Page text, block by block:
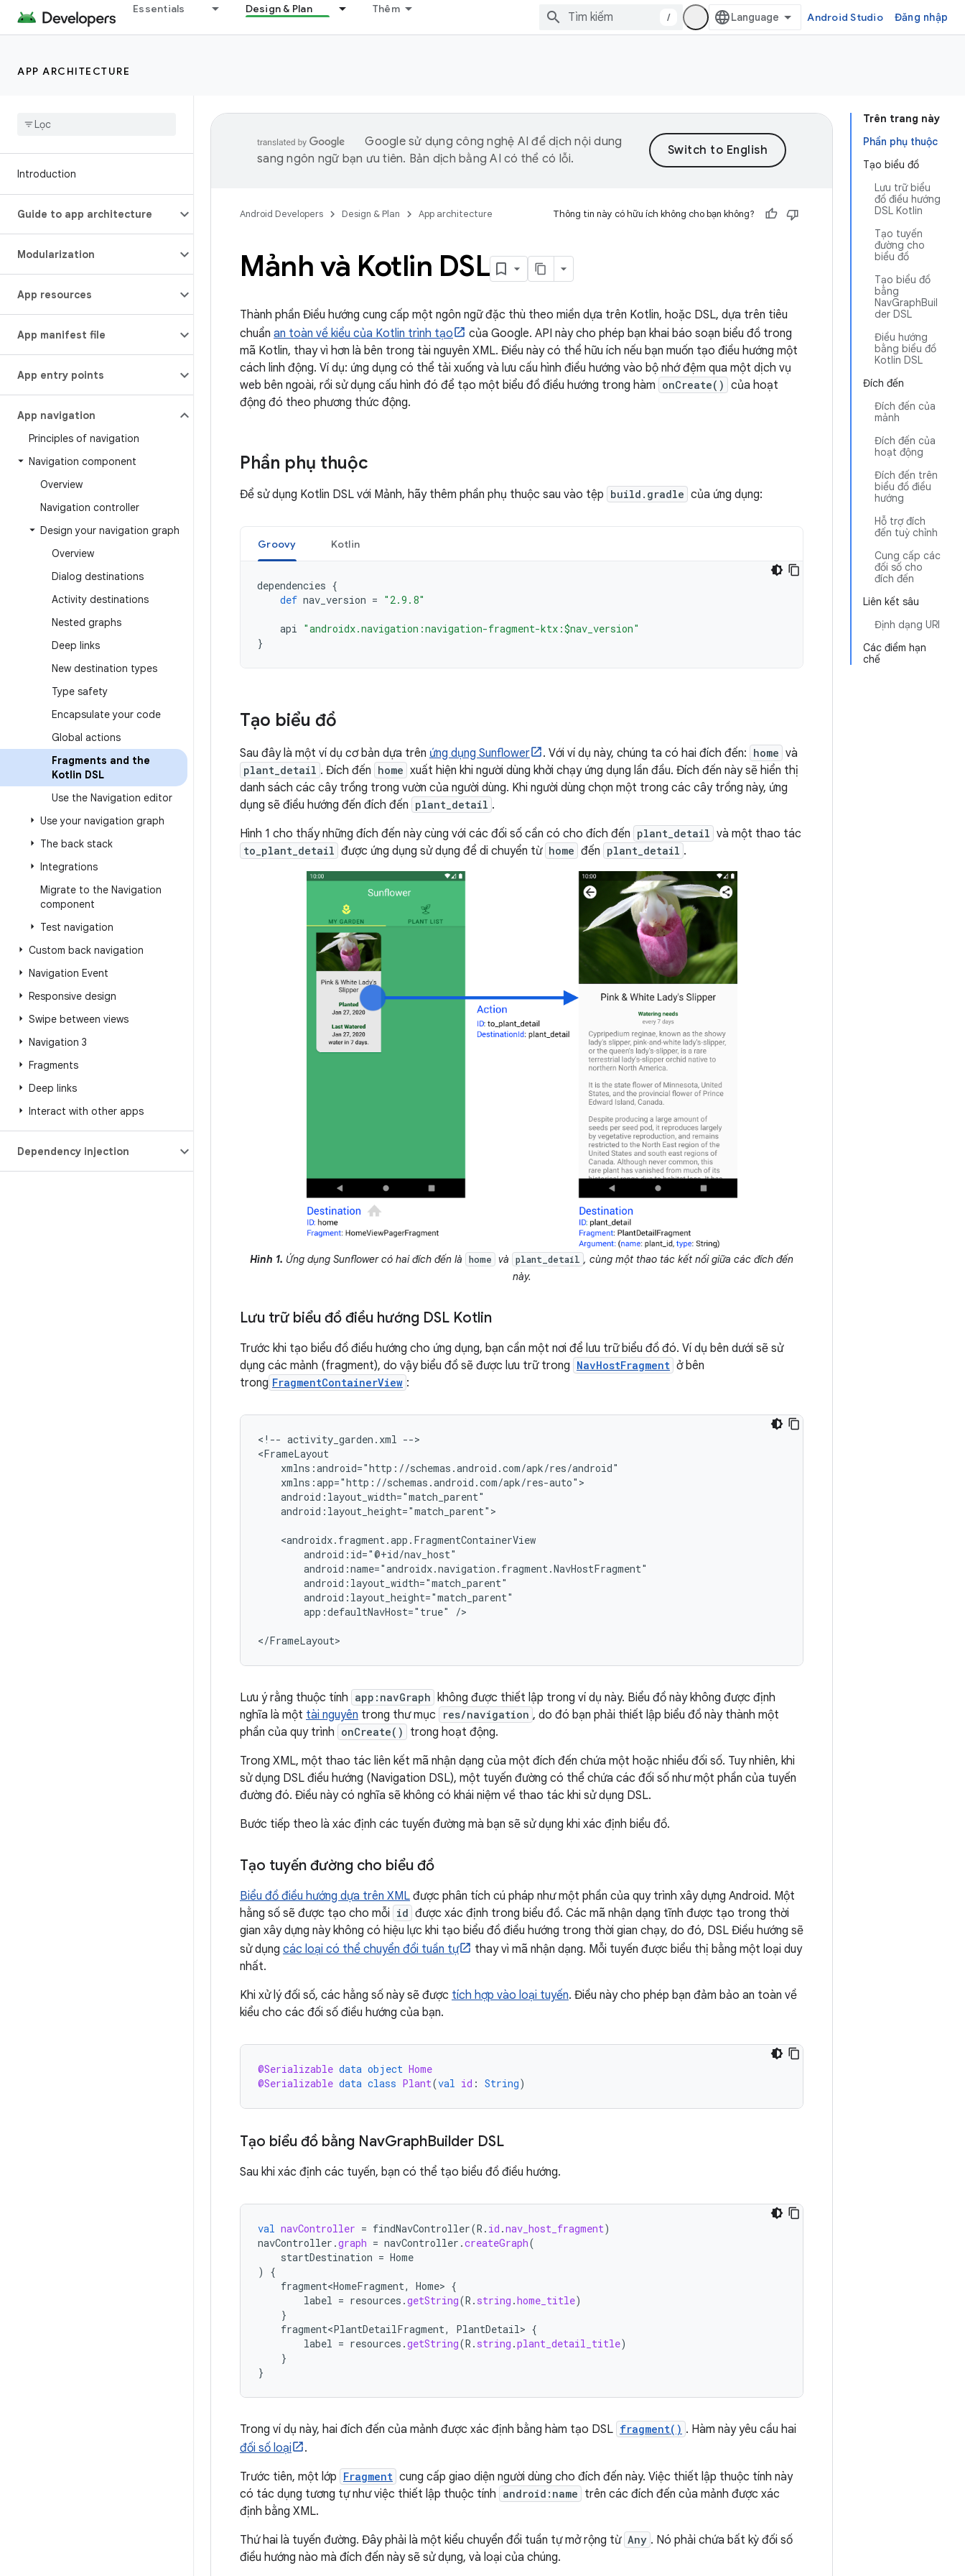
Essentials Design & Plan Thêm
/ Android Studio Đăng nhập
APP ARCHITECTURE
Introduction
Guide to app architecture
Modularization
App resources
App manifest file
App entry points
App navigation
Principles of navigation
Navigation component
Overview
Navigation controller
Design your navigation graph
Overview
Dialog destinations
Activity destinations
Nested graphs
Deep links
New destination types
Type safety
Encapsulate your code
Global actions
Fragments and the
Kotlin DSL
Use the Navigation editor
Use your navigation graph
The back stack
Integrations
Migrate to the Navigation
component
Test navigation
Custom back navigation
Navigation Event
Responsive design
Swipe between views
Navigation 3
Fragments
Deep links
Interact with other apps
Dependency injection
Trên trang này
Phần phụ thuộc
Tạo biểu đồ
Lưu trữ biểu
đồ điều hướng
DSL Kotlin
Tạo tuyến
đường cho
biểu đồ
Tạo biểu đồ
bằng
NavGraphBuil
der DSL
Điều hướng
bằng biểu đồ
Kotlin DSL
Đích đến
Đích đến của
mảnh
Đích đến của
hoạt động
Đích đến trên
biểu đồ điều
hướng
Hỗ trợ đích
đến tuỳ chỉnh
Cung cấp các
đối số cho
đích đến
Liên kết sâu
Định dạng URI
Các điểm hạn
chế
Google sử dụng công nghệ AI để dịch nội dung
sang ngôn ngữ bạn ưu tiên. Bản dịch bằng AI có thể có lỗi.
Android Developers Design & Plan App architecture Thông tin này có hữu ích không cho bạn không?
Mảnh và Kotlin DSL
Thành phần Điều hướng cung cấp một ngôn ngữ đặc thù theo miền dựa trên Kotlin, hoặc DSL, dựa trên tiêu
chuẩn an toàn về kiểu của Kotlin trình tạo
của Google. API này cho phép bạn khai báo soạn biểu đồ trong
mã Kotlin, thay vì hơn là bên trong tài nguyên XML. Điều này có thể hữu ích nếu bạn muốn tạo điều hướng một
cách linh động. Ví dụ: ứng dụng có thể tải xuống và lưu cấu hình điều hướng vào bộ nhớ đệm qua một dịch vụ
web bên ngoài, rồi sử dụng cấu hình đó để tạo một biểu đồ điều hướng trong hàm onCreate() của hoạt
động đó theo phương thức động.
Phần phụ thuộc
Để sử dụng Kotlin DSL với Mảnh, hãy thêm phần phụ thuộc sau vào tệp build.gradle của ứng dụng:
Groovy Kotlin
dependencies {
def nav_version = "2.9.8"
api "androidx.navigation:navigation-fragment-ktx:$nav_version"
}
Tạo biểu đồ
Sau đây là một ví dụ cơ bản dựa trên ứng dụng Sunflower . Với ví dụ này, chúng ta có hai đích đến: home và
plant_detail . Đích đến home xuất hiện khi người dùng khởi chạy ứng dụng lần đầu. Đích đến này sẽ hiển thị
danh sách các cây trồng trong vườn của người dùng. Khi người dùng chọn một trong các cây trồng này, ứng
dụng sẽ điều hướng đến đích đến plant_detail .
Hình 1 cho thấy những đích đến này cùng với các đối số cần có cho đích đến plant_detail và một thao tác
to_plant_detail được ứng dụng sử dụng để di chuyển từ home đến plant_detail .
Hình 1. Ứng dụng Sunflower có hai đích đến là home và plant_detail , cùng một thao tác kết nối giữa các đích đến
này.
Lưu trữ biểu đồ điều hướng DSL Kotlin
Trước khi tạo biểu đồ điều hướng cho ứng dụng, bạn cần một nơi để lưu trữ biểu đồ đó. Ví dụ bên dưới sẽ sử
dụng các mảnh (fragment), do vậy biểu đồ sẽ được lưu trữ trong NavHostFragment ở bên
trong FragmentContainerView :
<!-- activity_garden.xml -->
android:layout_height="match_parent">
app:defaultNavHost="true"
/>
Lưu ý rằng thuộc tính app:navGraph
không được thiết lập trong ví dụ này. Biểu đồ này không được định
nghĩa là một tài nguyên trong thư mục res/navigation , do đó bạn phải thiết lập biểu đồ này thành một
phần của quy trình onCreate()
trong hoạt động.
Trong XML, một thao tác liên kết mã nhận dạng của một đích đến chứa một hoặc nhiều đối số. Tuy nhiên, khi
sử dụng DSL điều hướng (Navigation DSL), một tuyến đường có thể chứa các đối số như một phần của tuyến
đường đó. Điều này có nghĩa sẽ không có khái niệm về thao tác khi sử dụng DSL.
Bước tiếp theo là xác định các tuyến đường mà bạn sẽ sử dụng khi xác định biểu đồ.
Tạo tuyến đường cho biểu đồ
Biểu đồ điều hướng dựa trên XML được phân tích cú pháp như một phần của quy trình xây dựng Android. Một
hằng số sẽ được tạo cho mỗi id được xác định trong biểu đồ. Các mã nhận dạng tĩnh được tạo trong thời
gian xây dựng này không có hiệu lực khi tạo biểu đồ điều hướng trong thời gian chạy, do đó, DSL Điều hướng sẽ
sử dụng các loại có thể chuyển đổi tuần tự
thay vì mã nhận dạng. Mỗi tuyến được biểu thị bằng một loại duy
nhất.
Khi xử lý đối số, các hằng số này sẽ được tích hợp vào loại tuyến. Điều này cho phép bạn đảm bảo an toàn về
kiểu cho các đối số điều hướng của bạn.
@Serializable data object Home
@Serializable data class Plant(val id : String)
Tạo biểu đồ bằng NavGraphBuilder DSL
Sau khi xác định các tuyến, bạn có thể tạo biểu đồ điều hướng.
val navController = findNavController(R . id .nav_host_fragment)
navController .graph = navController .createGraph(
startDestination = Home
)
{
fragment<HomeFragment, Home> {
label = resources .getString(R . string .home_title)
}
fragment<PlantDetailFragment, PlantDetail> {
label = resources .getString(R . string .plant_detail_title)
}
}
Trong ví dụ này, hai đích đến của mảnh được xác định bằng hàm tạo DSL fragment() . Hàm này yêu cầu hai
đối số loại
.
Trước tiên, một lớp Fragment cung cấp giao diện người dùng cho đích đến này. Việc thiết lập thuộc tính này
có tác dụng tương tự như việc thiết lập thuộc tính android:name trên các đích đến của mảnh được xác
định bằng XML.
Thứ hai là tuyến đường. Đây phải là một kiểu chuyển đổi tuần tự mở rộng từ Any . Nó phải chứa bất kỳ đối số
điều hướng nào mà đích đến này sẽ sử dụng, và loại của chúng.